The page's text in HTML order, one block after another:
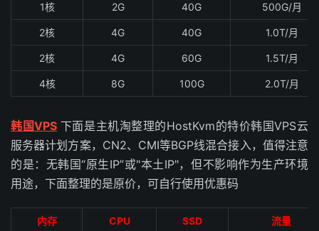
1核 2G 40G 500G/月
2核 4G 40G 1.0T/月
2核 4G 60G 1.5T/月
4核 8G 100G 2.0T/月
韩国VPS 下面是主机淘整理的HostKvm的特价韩国VPS云
服务器计划方案，CN2、CMI等BGP线混合接入，值得注意
的是：无韩国“原生IP”或"本土IP"，但不影响作为生产环境
用途，下面整理的是原价，可自行使用优惠码
内存 CPU SSD 流量